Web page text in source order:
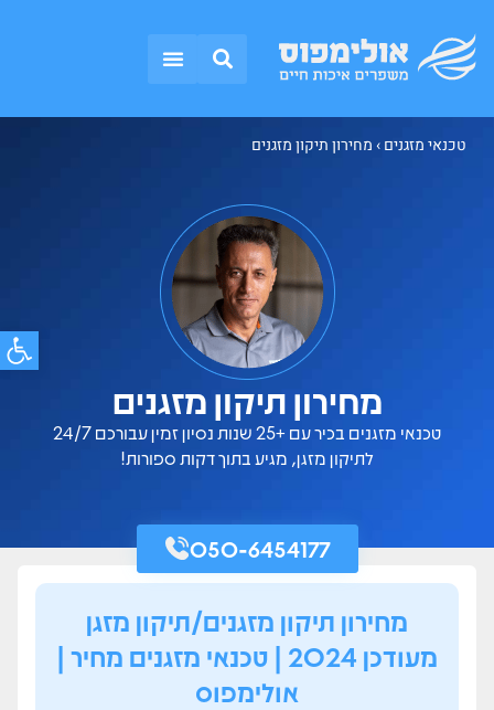
טכנאי מזגנים›מחירון תיקון מזגנים
מחירון תיקון מזגנים
טכנאי מזגנים בכיר עם +25 שנות נסיון זמין עבורכם 24/7
לתיקון מזגן, מגיע בתוך דקות ספורות!
050-6454177
מחירון תיקון מזגנים/תיקון מזגן
מעודכן 2024 | טכנאי מזגנים מחיר |
אולימפוס
פתח